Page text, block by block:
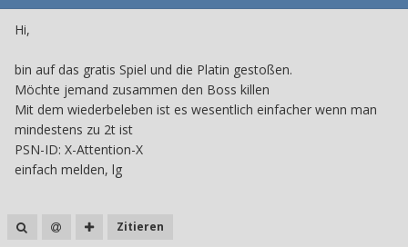
Hi,
bin auf das gratis Spiel und die Platin gestoßen.
Möchte jemand zusammen den Boss killen
Mit dem wiederbeleben ist es wesentlich einfacher wenn man
mindestens zu 2t ist
PSN-ID: X-Attention-X
einfach melden, lg
Zitieren